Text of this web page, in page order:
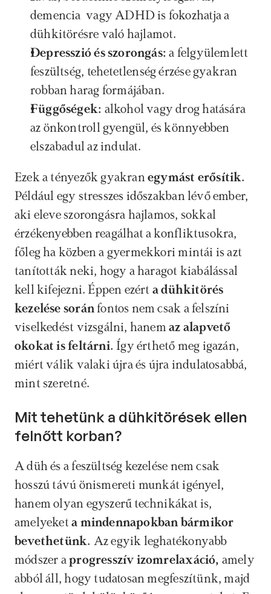
demencia  vagy ADHD is fokozhatja a
dühkitörésre való hajlamot.
Depresszió és szorongás: a felgyülemlett
feszültség, tehetetlenség érzése gyakran
robban harag formájában.
Függőségek: alkohol vagy drog hatására
az önkontroll gyengül, és könnyebben
elszabadul az indulat.
Ezek a tényezők gyakran
Például egy stresszes időszakban lévő ember,
aki eleve szorongásra hajlamos, sokkal
érzékenyebben reagálhat a konfliktusokra,
főleg ha közben a gyermekkori mintái is azt
tanították neki, hogy a haragot kiabálással
kell kifejezni. Éppen ezért a dühkitörés
kezelése során fontos nem csak a felszíni
viselkedést vizsgálni, hanem az alapvető
okokat is feltárni. Így érthető meg igazán,
miért válik valaki újra és újra indulatosabbá,
mint szeretné.
Mit tehetünk a dühkitörések ellen
felnőtt korban?
A düh és a feszültség kezelése nem csak
hosszú távú önismereti munkát igényel,
hanem olyan egyszerű technikákat is,
amelyeket a mindennapokban bármikor
bevethetünk. Az egyik leghatékonyabb
módszer a progresszív izomrelaxáció, amely
abból áll, hogy tudatosan megfeszítünk, majd